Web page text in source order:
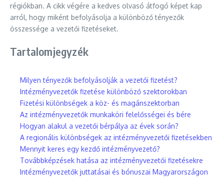
régiókban. A cikk végére a kedves olvasó átfogó képet kap
arról, hogy miként befolyásolja a különböző tényezők
összessége a vezetői fizetéseket.
Tartalomjegyzék
Milyen tényezők befolyásolják a vezetői fizetést?
Intézményvezetők fizetése különböző szektorokban
Fizetési különbségek a köz- és magánszektorban
Az intézményvezetők munkaköri felelősségei és bére
Hogyan alakul a vezetői bérpálya az évek során?
A regionális különbségek az intézményvezetői fizetésekben
Mennyit keres egy kezdő intézményvezető?
Továbbképzések hatása az intézményvezetői fizetésekre
Intézményvezetők juttatásai és bónuszai Magyarországon